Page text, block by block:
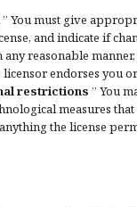
” You must give
andindicate if
any reasonable
licensor endorses you
restrictions ” You
measures
the license